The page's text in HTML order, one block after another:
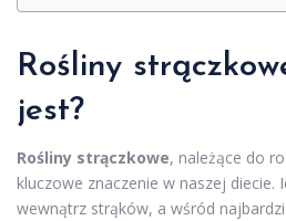
Rośliny
jest?
Rośliny strączkowe, należące do
kluczowe znaczenie w naszej diecie.
wewnątrz strąków, a wśród